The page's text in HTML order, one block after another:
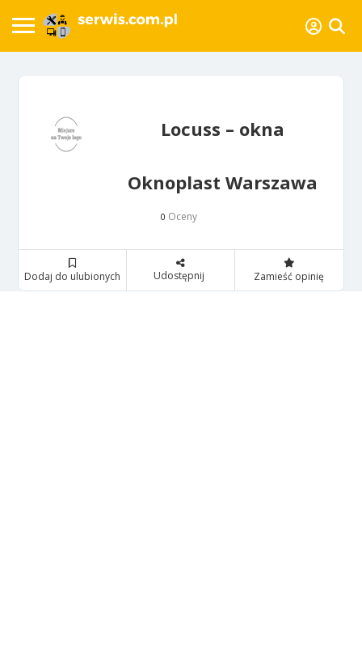
Locuss – okna
Oknoplast Warszawa
0 Oceny
Dodaj do ulubionych Udostępnij Zamieść opinię